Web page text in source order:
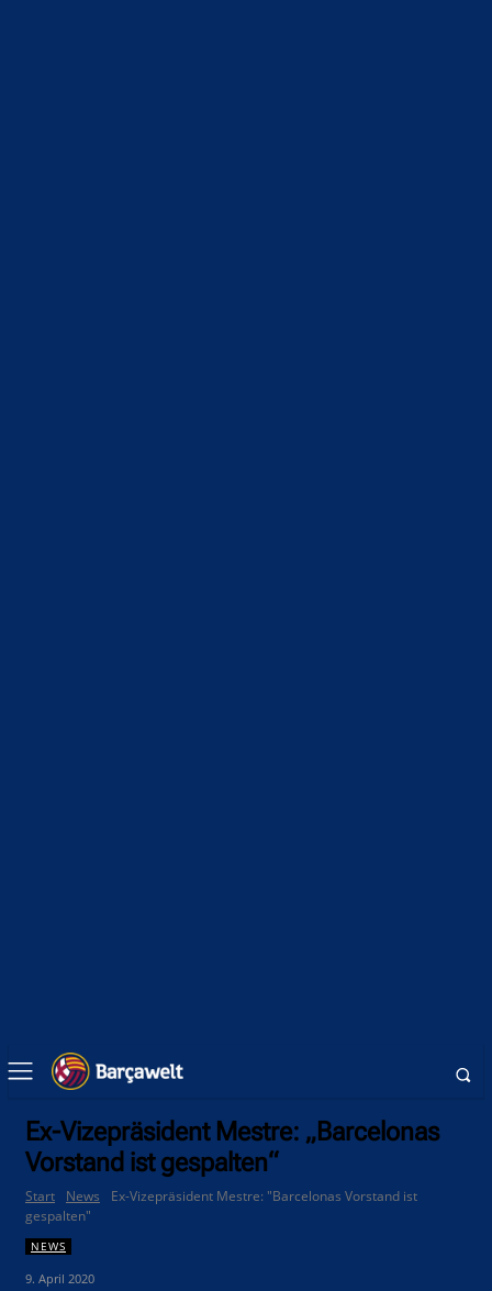
Ex-Vizepräsident Mestre: „Barcelonas
Vorstand ist gespalten“
Start News
Ex-Vizepräsident Mestre: "Barcelonas Vorstand ist
gespalten"
NEWS
9. April 2020